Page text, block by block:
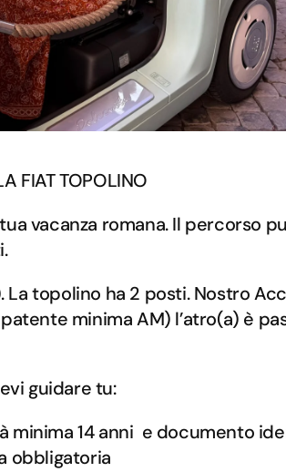
FIAT TOPOLINO
vacanza romana. Il percorso
topolino ha 2 posti. Nostro
minima AM) l’atro(a) è
guidare tu:
minima 14 anni e documento
obbligatoria